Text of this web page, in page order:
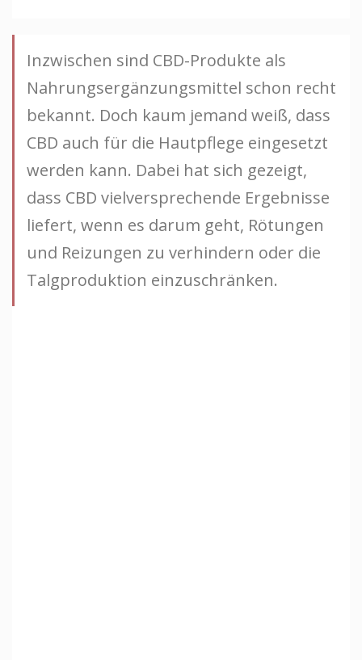
Inzwischen sind CBD-Produkte als
Nahrungsergänzungsmittel schon recht
bekannt. Doch kaum jemand weiß, dass
CBD auch für die Hautpflege eingesetzt
werden kann. Dabei hat sich gezeigt,
dass CBD vielversprechende Ergebnisse
liefert, wenn es darum geht, Rötungen
und Reizungen zu verhindern oder die
Talgproduktion einzuschränken.